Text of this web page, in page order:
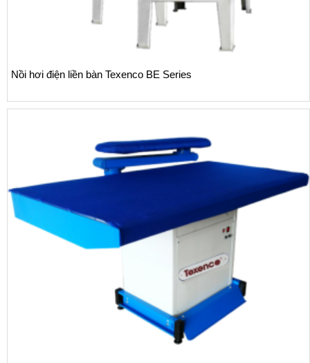
Nồi hơi điện liền bàn Texenco BE Series